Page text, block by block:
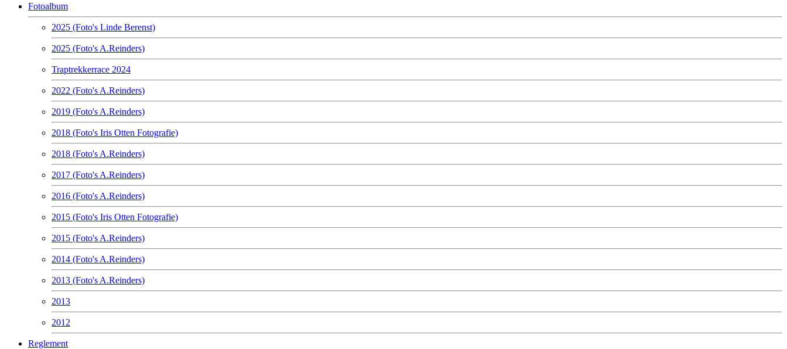
Fotoalbum
2025 (Foto's Linde Berenst)
2025 (Foto's A.Reinders)
Traptrekkerrace 2024
2022 (Foto's A.Reinders)
2019 (Foto's A.Reinders)
2018 (Foto's Iris Otten Fotografie)
2018 (Foto's A.Reinders)
2017 (Foto's A.Reinders)
2016 (Foto's A.Reinders)
2015 (Foto's Iris Otten Fotografie)
2015 (Foto's A.Reinders)
2014 (Foto's A.Reinders)
2013 (Foto's A.Reinders)
2013
2012
Reglement